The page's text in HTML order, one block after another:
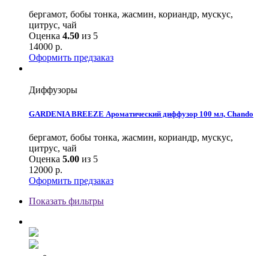
бергамот, бобы тонка, жасмин, кориандр, мускус,
цитрус, чай
Оценка 4.50 из 5
14000 р.
Оформить предзаказ
Диффузоры
GARDENIA BREEZE Ароматический диффузор 100 мл, Chando
бергамот, бобы тонка, жасмин, кориандр, мускус,
цитрус, чай
Оценка 5.00 из 5
12000 р.
Оформить предзаказ
Показать фильтры